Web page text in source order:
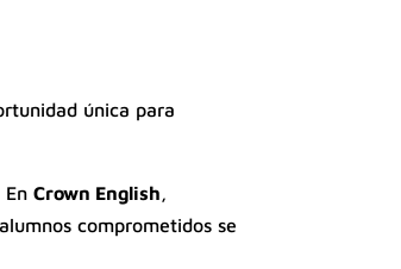
única para
EnCrown English,
comprometidos se